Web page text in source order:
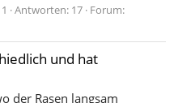
Antworten: 17 Forum:
und hat
der Rasen langsam